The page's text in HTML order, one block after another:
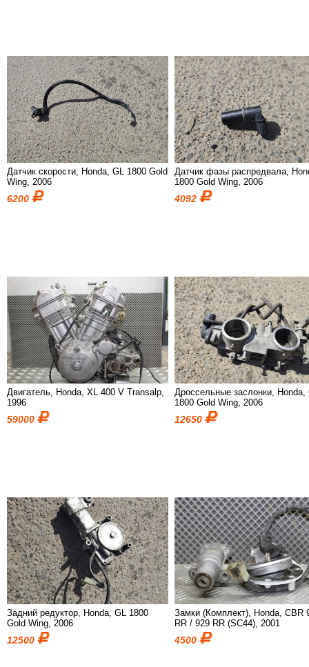
Датчик скорости, Honda, GL 1800 Gold
Wing, 2006
6200
Датчик фазы распредвала,
1800 Gold Wing, 2006
4092
Двигатель, Honda, XL 400 V Transalp,
1996
59000
Дроссельные заслонки, Honda,
1800 Gold Wing, 2006
12650
Задний редуктор, Honda, GL 1800
Gold Wing, 2006
12500
Замки (Комплект), Honda, CBR
RR / 929 RR (SC44), 2001
4500